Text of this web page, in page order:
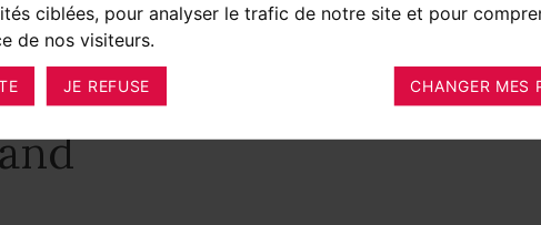
ciblées, pour analyser le trafic de notre site et pour
de nos visiteurs.
JE REFUSE CHANGER MES